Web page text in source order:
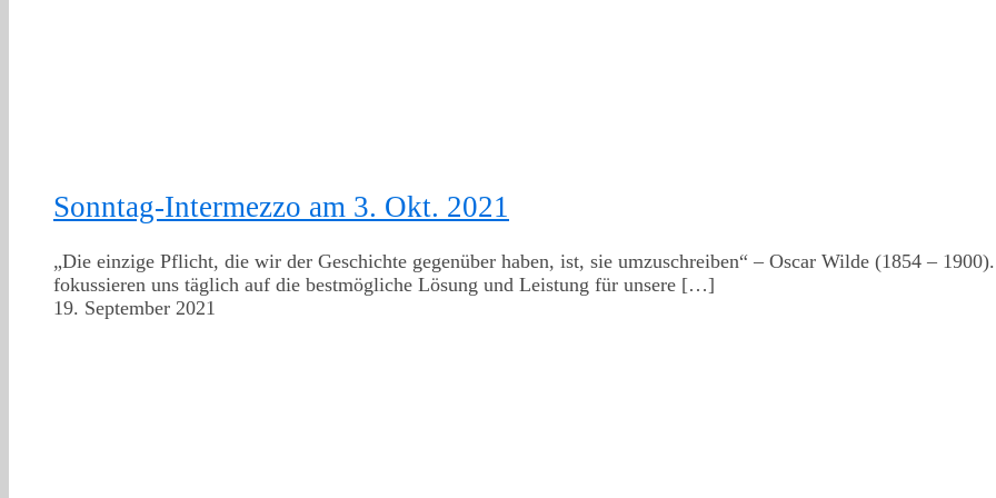
Sonntag-Intermezzo am 3. Okt. 2021
„Die einzige Pflicht, die wir der Geschichte gegenüber haben, ist, sie umzuschreiben“ – Oscar Wilde (1854 –
fokussieren uns täglich auf die bestmögliche Lösung und Leistung für unsere […]
19. September 2021